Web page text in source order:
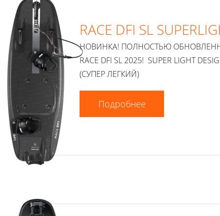
RACE DFI SL
НОВИНКА! ПОЛНОСТЬЮ
RACE DFI SL 2025! SUPER LIGHT
(СУПЕР ЛЕГКИЙ)
Подробнее